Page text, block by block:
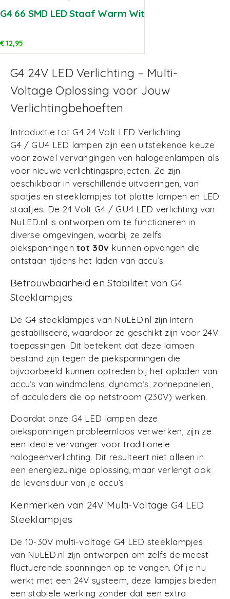
G4 66 SMD LED Staaf Warm Wit
€12,95
G4 24V LED Verlichting – Multi-
Voltage Oplossing voor Jouw
Verlichtingbehoeften
Introductie tot G4 24 Volt LED Verlichting
G4 / GU4 LED lampen zijn een uitstekende keuze
voor zowel vervangingen van halogeenlampen als
voor nieuwe verlichtingsprojecten. Ze zijn
beschikbaar in verschillende uitvoeringen, van
spotjes en steeklampjes tot platte lampen en LED
staafjes. De 24 Volt G4 / GU4 LED verlichting van
NuLED.nl is ontworpen om te functioneren in
diverse omgevingen, waarbij ze zelfs
piekspanningentot 30v kunnen opvangen die
ontstaan tijdens het laden van accu’s.
Betrouwbaarheid en Stabiliteit van G4
Steeklampjes
De G4 steeklampjes van NuLED.nl zijn intern
gestabiliseerd, waardoor ze geschikt zijn voor 24V
toepassingen. Dit betekent dat deze lampen
bestand zijn tegen de piekspanningen die
bijvoorbeeld kunnen optreden bij het opladen van
accu’s van windmolens, dynamo’s, zonnepanelen,
of acculaders die op netstroom (230V) werken.
Doordat onze G4 LED lampen deze
piekspanningen probleemloos verwerken, zijn ze
een ideale vervanger voor traditionele
halogeenverlichting. Dit resulteert niet alleen in
een energiezuinige oplossing, maar verlengt ook
de levensduur van je accu’s.
Kenmerken van 24V Multi-Voltage G4 LED
Steeklampjes
De 10-30V multi-voltage G4 LED steeklampjes
van NuLED.nl zijn ontworpen om zelfs de meest
fluctuerende spanningen op te vangen. Of je nu
werkt met een 24V systeem, deze lampjes bieden
een stabiele werking zonder dat een extra